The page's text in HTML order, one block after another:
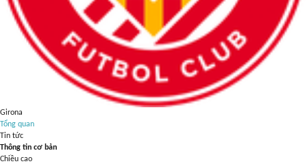
Girona
Tổng quan
Tin tức
Thông tin cơ bản
Chiều cao